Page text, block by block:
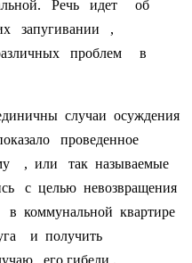
Речь идет об
запугивании ,
проблем в
случаи осуждения
проведенное
, или так называемые
с целью невозвращения
в коммунальной квартире
и получить
его гибели ,